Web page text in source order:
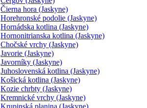
Čierna hora (Jaskyne)
Horehronské podolie (Jaskyne)
Hornádska kotlina (Jaskyne)
Hornonitrianska kotlina (Jaskyne)
Chočské vrchy (Jaskyne)
Javorie (Jaskyne)
Javorníky (Jaskyne)
Juhoslovenská kotlina (Jaskyne)
Košická kotlina (Jaskyne)
Kozie chrbty (Jaskyne)
Kremnické vrchy (Jaskyne)
Krupinská planina (Jaskyne)